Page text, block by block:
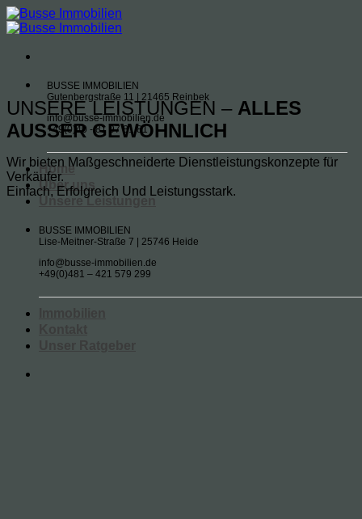
Zum
Inhalt
BUSSE IMMOBILIEN
Gutenbergstraße 11 | 21465 Reinbek
info@busse-immobilien.de
+49(0)40 - 81 97 81 81
Home
Über uns
Unsere Leistungen
BUSSE IMMOBILIEN
Lise-Meitner-Straße 7 | 25746 Heide
info@busse-immobilien.de
+49(0)481 – 421 579 299
UNSERE LEISTUNGEN – ALLES
AUSSER GEWÖHNLICH
Wir bieten Maßgeschneiderte Dienstleistungskonzepte für
Verkäufer.
Einfach, Erfolgreich Und Leistungsstark.